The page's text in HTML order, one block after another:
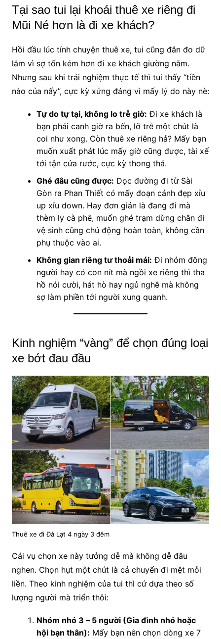
Tại sao tui lại khoái thuê xe riêng đi
Mũi Né hơn là đi xe khách?
Hồi đầu lúc tính chuyện thuê xe, tui cũng đắn đo dữ
lắm vì sợ tốn kém hơn đi xe khách giường nằm.
Nhưng sau khi trải nghiệm thực tế thì tui thấy “tiền
nào của nấy”, cực kỳ xứng đáng vì mấy lý do này nè:
Tự do tự tại, không lo trễ giờ: Đi xe khách là
bạn phải canh giờ ra bến, lỡ trễ một chút là
coi như xong. Còn thuê xe riêng hả? Mấy bạn
muốn xuất phát lúc mấy giờ cũng được, tài xế
tới tận cửa rước, cực kỳ thong thả.
Ghé đâu cũng được: Dọc đường đi từ Sài
Gòn ra Phan Thiết có mấy đoạn cảnh đẹp xỉu
up xỉu down. Hay đơn giản là đang đi mà
thèm ly cà phê, muốn ghé trạm dừng chân đi
vệ sinh cũng chủ động hoàn toàn, không cần
phụ thuộc vào ai.
Không gian riêng tư thoải mái: Đi nhóm đông
người hay có con nít mà ngồi xe riêng thì tha
hồ nói cười, hát hò hay ngủ nghê mà không
sợ làm phiền tới người xung quanh.
Kinh nghiệm “vàng” để chọn đúng loại
xe bớt đau đầu
Thuê xe đi Đà Lạt 4 ngày 3 đêm
Cái vụ chọn xe này tưởng dễ mà không dễ đâu
nghen. Chọn hụt một chút là cả chuyến đi mệt mỏi
liền. Theo kinh nghiệm của tui thì cứ dựa theo số
lượng người mà triển thôi:
Nhóm nhỏ 3 – 5 người (Gia đình nhỏ hoặc
hội bạn thân): Mấy bạn nên chọn dòng xe 7